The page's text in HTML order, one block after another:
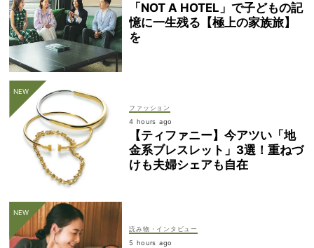
「NOT A HOTEL」で子どもの記
憶に一生残る【極上の家族旅】
を
ファッション
4 hours ago
【ティファニー】今アツい「地
金系ブレスレット」3選！重ねづ
けも夫婦シェアも自在
読み物・インタビュー
5 hours ago